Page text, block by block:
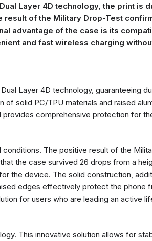
Layer 4D technology, the print is
result of the Military Drop-Test
advantage of the case is its
and fast wireless charging
Layer 4D technology, guaranteeing
of solid PC/TPU materials and raised
comprehensive protection for
The positive result of the
the case survived 26 drops from a
the device. The solid construction,
edges effectively protect the phone
for users who are leading an active
This innovative solution allows for